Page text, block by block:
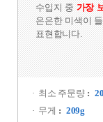
수입지 중 가장
은은한 미색이
표현합니다.
최소 주문량
무게
209g